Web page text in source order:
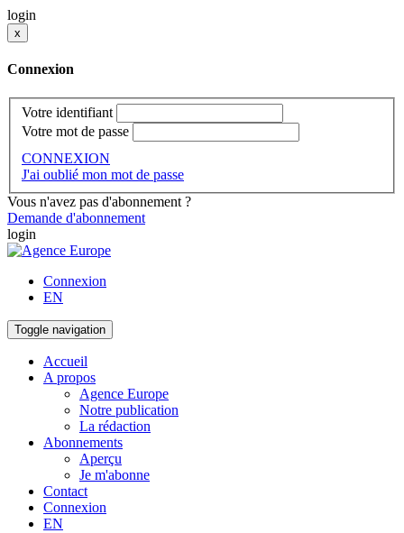
login
x
Connexion
Votre identifiant
Votre mot de passe
CONNEXION
J'ai oublié mon mot de passe
Vous n'avez pas d'abonnement ?
Demande d'abonnement
login
Connexion
EN
Toggle navigation
Accueil
A propos
Agence Europe
Notre publication
La rédaction
Abonnements
Aperçu
Je m'abonne
Contact
Connexion
EN